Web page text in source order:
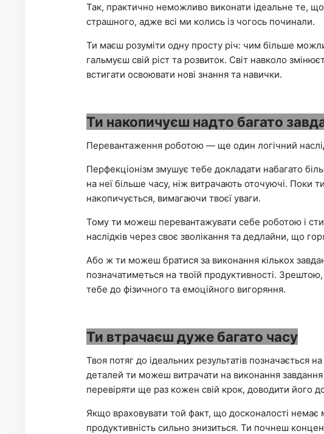
Так, практично неможливо виконати ідеальне те,
страшного, адже всі ми колись із чогось починали.
Ти маєш розуміти одну просту річ: чим більше
гальмуєш свій ріст та розвиток. Світ навколо
встигати освоювати нові знання та навички.
Ти накопичуєш надто багато
Перевантаження роботою — ще один логічний
Перфекціонізм змушує тебе докладати набагато
на неї більше часу, ніж витрачають оточуючі. Поки
накопичується, вимагаючи твоєї уваги.
Тому ти можеш перевантажувати себе роботою і
наслідків через своє зволікання та дедлайни, що
Або ж ти можеш братися за виконання кількох
позначатиметься на твоїй продуктивності. Зрештою,
тебе до фізичного та емоційного вигоряння.
Ти втрачаєш дуже багато часу
Твоя потяг до ідеальних результатів позначається
деталей ти можеш витрачати на виконання
перевіряти ще раз кожен свій крок, доводити його
Якщо враховувати той факт, що досконалості
продуктивність сильно знизиться. Ти почнеш